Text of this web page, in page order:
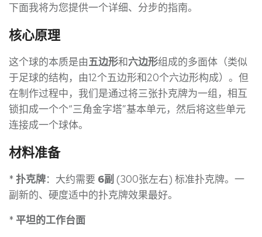
下面我将为您提供一个详细、分步的指南。
核心原理
这个球的本质是由五边形和六边形组成的多面体（类似
于足球的结构，由12个五边形和20个六边形构成）。但
在制作过程中，我们是通过将三张扑克牌为一组，相互
锁扣成一个个“三角金字塔”基本单元，然后将这些单元
连接成一个球体。
材料准备
* 扑克牌：大约需要 6副 (300张左右) 标准扑克牌。一
副新的、硬度适中的扑克牌效果最好。
* 平坦的工作台面